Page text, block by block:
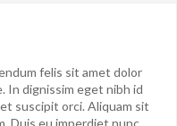
felis sit amet dolor
In dignissim eget nibh id
suscipit orci. Aliquam sit
Duis eu imperdiet nunc,